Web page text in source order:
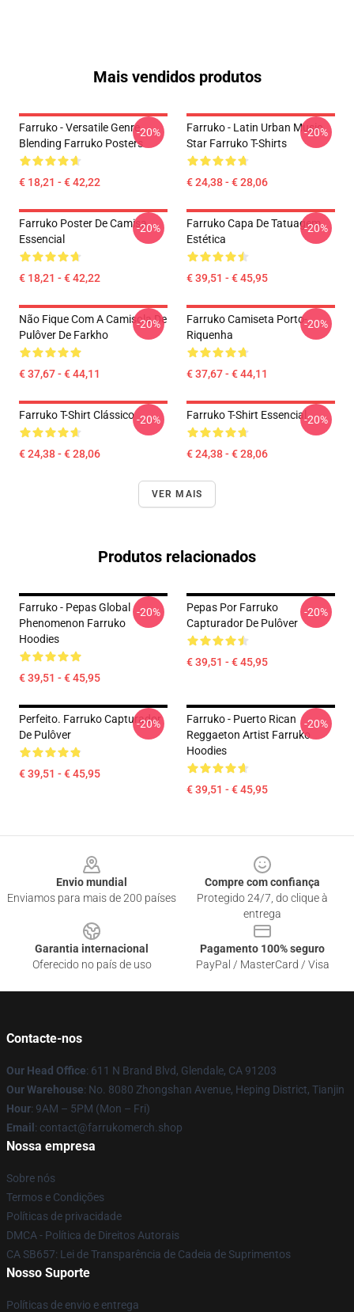
Mais vendidos produtos
Farruko - Versatile Genre
Blending Farruko Posters
€ 18,21 - € 42,22
-20%
Farruko - Latin Urban Music
Star Farruko T-Shirts
€ 24,38 - € 28,06
-20%
Farruko Poster De Camisa
Essencial
€ 18,21 - € 42,22
-20%
Farruko Capa De Tatuagem
Estética
€ 39,51 - € 45,95
-20%
Não Fique Com A Camisola De
Pulôver De Farkho
€ 37,67 - € 44,11
-20%
Farruko Camiseta Porto-
Riquenha
€ 37,67 - € 44,11
-20%
Farruko T-Shirt Clássico
€ 24,38 - € 28,06
-20% Farruko T-Shirt Essencial
€ 24,38 - € 28,06
-20%
VER MAIS
Produtos relacionados
Farruko - Pepas Global
Phenomenon Farruko
Hoodies
€ 39,51 - € 45,95
-20%
Pepas Por Farruko
Capturador De Pulôver
€ 39,51 - € 45,95
-20%
Perfeito. Farruko Capturador
De Pulôver
€ 39,51 - € 45,95
-20%
Farruko - Puerto Rican
Reggaeton Artist Farruko
Hoodies
€ 39,51 - € 45,95
-20%
Envio mundial
Enviamos para mais de 200 países
Compre com confiança
Protegido 24/7, do clique à
entrega
Garantia internacional
Oferecido no país de uso
Pagamento 100% seguro
PayPal / MasterCard / Visa
Contacte-nos
Our Head Office: 611 N Brand Blvd, Glendale, CA 91203
Our Warehouse: No. 8080 Zhongshan Avenue, Heping District, Tianjin
Hour: 9AM – 5PM (Mon – Fri)
Email : contact@farrukomerch.shop
Nossa empresa
Sobre nós
Termos e Condições
Políticas de privacidade
DMCA - Política de Direitos Autorais
CA SB657: Lei de Transparência de Cadeia de Suprimentos
Nosso Suporte
Políticas de envio e entrega